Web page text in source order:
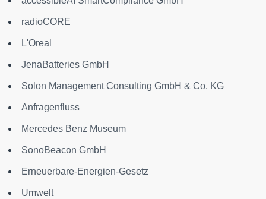
radioCORE
L'Oreal
JenaBatteries GmbH
Solon Management Consulting GmbH & Co. KG
Anfragenfluss
Mercedes Benz Museum
SonoBeacon GmbH
Erneuerbare-Energien-Gesetz
Umwelt